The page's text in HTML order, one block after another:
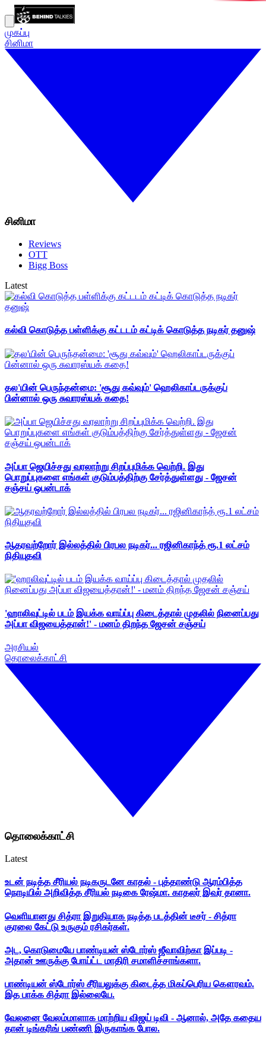
முகப்பு
சினிமா
சினிமா
Reviews
OTT
Bigg Boss
Latest
கல்வி கொடுத்த பள்ளிக்கு கட்டடம் கட்டிக் கொடுத்த நடிகர் தனுஷ்
தல'யின் பெருந்தன்மை: 'சூது கவ்வும்' ஹெலிகாப்டருக்குப்
பின்னால் ஒரு சுவாரஸ்யக் கதை!
அப்பா ஜெயிச்சது வரலாற்று சிறப்புமிக்க வெற்றி. இது
பொறுப்புகளை எங்கள் குடும்பத்திற்கு சேர்த்துள்ளது - ஜேசன்
சஞ்சய் ஒபன்டாக்
ஆதரவற்றோர் இல்லத்தில் பிரபல நடிகர்... ரஜினிகாந்த் ரூ.1 லட்சம்
நிதியுதவி
'ஹாலிவுட்டில் படம் இயக்க வாய்ப்பு கிடைத்தால் முதலில் நினைப்பது
அப்பா விஜயைத்தான்!' - மனம் திறந்த ஜேசன் சஞ்சய்
அரசியல்
தொலைக்காட்சி
தொலைக்காட்சி
Latest
உடன் நடித்த சீரியல் நடிகருடனே காதல் - புத்தாண்டு ஆரம்பித்த
நொடியில் அறிவித்த சீரியல் நடிகை ரேஷ்மா. காதலர் இவர் தானா.
வெளியானது சித்ரா இறுதியாக நடித்த படத்தின் டீசர் - சித்ரா
குரலை கேட்டு உருகும் ரசிகர்கள்.
அட, கொடுமையே பாண்டியன் ஸ்டோர்ஸ் ஜீவாவிற்கா இப்படி -
அதான் ஊருக்கு போய்ட்ட மாதிரி சமாளிச்சாங்களா.
பாண்டியன் ஸ்டோர்ஸ் சீரியலுக்கு கிடைத்த மிகப்பெரிய கௌரவம்.
இத பாக்க சித்ரா இல்லையே.
வேலனை வேலம்மாளாக மாற்றிய விஜய் டிவி - ஆனால், அதே கதைய
தான் டிங்கரிங் பண்ணி இருகாங்க போல.